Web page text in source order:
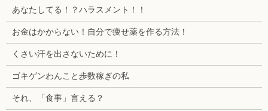
あなたしてる！？ハラスメント！！
お金はかからない！自分で痩せ薬を作る方法！
くさい汗を出さないために！
ゴキゲンわんこと歩数稼ぎの私
それ、「食事」言える？